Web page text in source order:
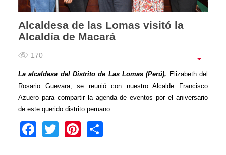
Alcaldesa de las Lomas visitó la
Alcaldía de Macará
170
La alcaldesa del Distrito de Las Lomas (Perú), Elizabeth del
Rosario Guevara, se reunió con nuestro Alcalde Francisco
Azuero para compartir la agenda de eventos por el aniversario
de este querido distrito peruano.
Facebook
TwitterPinterest
2015
2014
2013
2022
2021
2020
2019